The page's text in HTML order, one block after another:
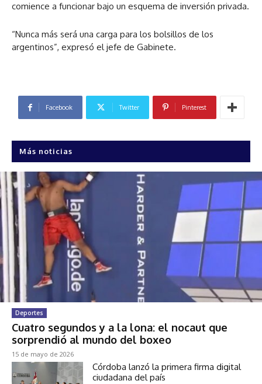
comience a funcionar bajo un esquema de inversión privada.
“Nunca más será una carga para los bolsillos de los
argentinos”, expresó el jefe de Gabinete.
Facebook Twitter Pinterest
Más noticias
Deportes
Cuatro segundos y a la lona: el nocaut que
sorprendió al mundo del boxeo
15 de mayo de 2026
Córdoba lanzó la primera firma digital
ciudadana del país